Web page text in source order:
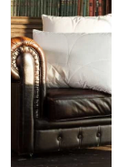
тончайшие
реализованные
на
в